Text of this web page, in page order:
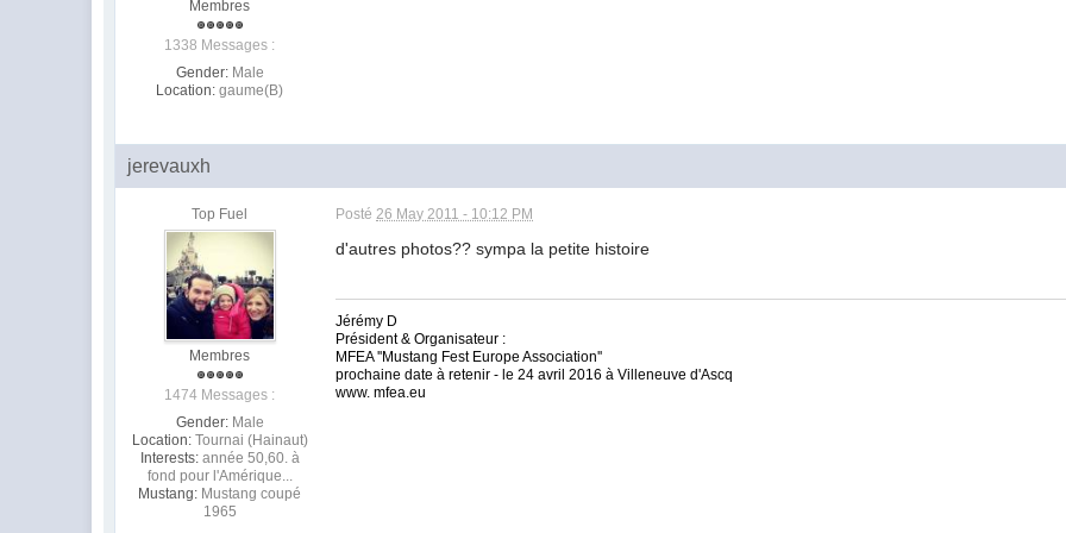
Membres
1338 Messages :
Gender: Male
Location: gaume(B)
jerevauxh
Top Fuel
Membres
1474 Messages :
Gender: Male
Location: Tournai (Hainaut)
Interests: année 50,60. à
fond pour l'Amérique...
Mustang: Mustang coupé
1965
Posté26 May 2011 - 10:12 PM
d'autres photos?? sympa la petite histoire
Jérémy D
Président & Organisateur :
MFEA ''Mustang Fest Europe Association''
prochaine date à retenir - le 24 avril 2016 à Villeneuve d'Ascq
www. mfea.eu